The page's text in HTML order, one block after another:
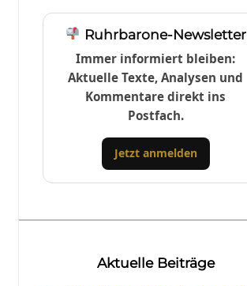
Ruhrbarone-Newsletter
Immer informiert bleiben:
Aktuelle Texte, Analysen und
Kommentare direkt ins
Postfach.
Jetzt anmelden
Aktuelle Beiträge